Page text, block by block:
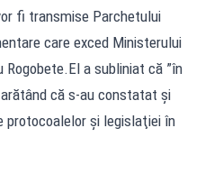
fi transmise Parchetului
care exced Ministerului
a subliniat că ”în
că s-au constatat şi
protocoalelor şi legislaţiei în